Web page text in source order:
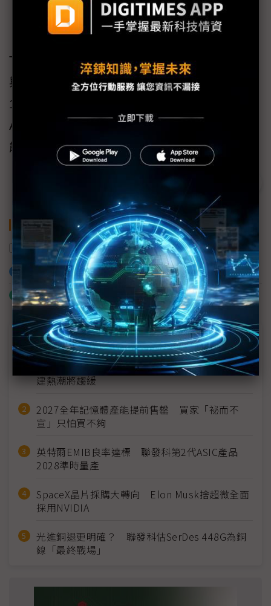
DDR5-8000 2x16GB (1.1V, CL56-56-56-128 for AMD
X870E platform)。十銓
TEAMGROUP ELITE PLUS DDR5 8000MT/s
與ELITE DDR5 8,000MT/s，首波將提供
16GBx2的規格，並預計於2026年6月於北美
Amazon平台上市，持續滿足全球消費者對高效
能記憶體的需求。
關鍵字
DDR5 十銓科技 記憶體
加入已選取到「關鍵字追蹤」
什麼是「關鍵字追蹤」
近７天熱門報導
MLCC訂單過熱、出貨比創高 村田示警全球AI基
建熱潮將趨緩
2027全年記憶體產能提前售罄 買家「祕而不
宣」只怕買不夠
英特爾EMIB良率達標 聯發科第2代ASIC產品
2028準時量產
SpaceX晶片採購大轉向 Elon Musk捨超微全面
採用NVIDIA
光進銅退更明確？ 聯發科估SerDes 448G為銅
線「最終戰場」